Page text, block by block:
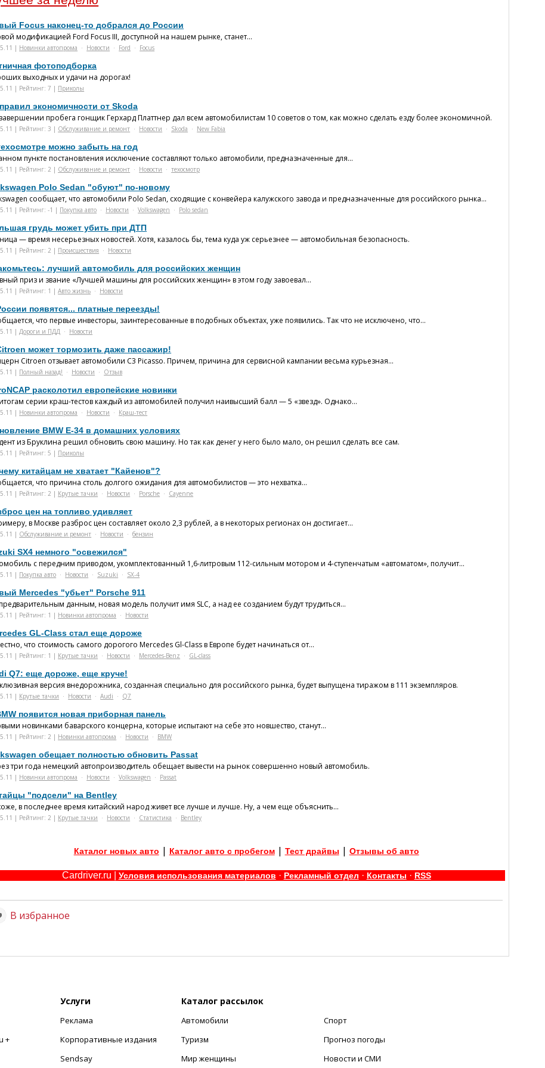
Focus наконец-то добрался до России
модификацией Ford Focus III, доступной на нашем рынке, станет...
| Новинки автопрома · Новости · Ford · Focus
фотоподборка
выходных и удачи на дорогах!
| Рейтинг: 7 | Приколы
экономичности от Skoda
пробега гонщик Герхард Платтнер дал всем автомобилистам 10 советов о том, как можно сделать езду более экономичной.
| Рейтинг: 3 | Обслуживание и ремонт · Новости · Skoda · New Fabia
можно забыть на год
пункте постановления исключение составляют только автомобили, предназначенные для...
| Рейтинг: 2 | Обслуживание и ремонт · Новости ·техосмотр
Polo Sedan "обуют" по-новому
сообщает, что автомобили Polo Sedan, сходящие с конвейера калужского завода и предназначенные для российского рынка...
| Рейтинг: -1 | Покупка авто · Новости ·Volkswagen · Polo sedan
грудь может убить при ДТП
— время несерьезных новостей. Хотя, казалось бы, тема куда уж серьезнее — автомобильная безопасность.
| Рейтинг: 2 | Проиcшествия · Новости
лучший автомобиль для российских женщин
приз и звание «Лучшей машины для российских женщин» в этом году завоевал...
| Рейтинг: 1 |Авто жизнь · Новости
появятся... платные переезды!
что первые инвесторы, заинтересованные в подобных объектах, уже появились. Так что не исключено, что...
|Дороги и ПДД · Новости
может тормозить даже пассажир!
Citroen отзывает автомобили C3 Picasso. Причем, причина для сервисной кампании весьма курьезная...
| Полный назад! · Новости · Отзыв
расколотил европейские новинки
серии краш-тестов каждый из автомобилей получил наивысший балл — 5 «звезд». Однако...
| Новинки автопрома · Новости · Краш-тест
BMW E-34 в домашних условиях
из Бруклина решил обновить свою машину. Но так как денег у него было мало, он решил сделать все сам.
| Рейтинг: 5 | Приколы
китайцам не хватает "Кайенов"?
что причина столь долгого ожидания для автомобилистов — это нехватка...
| Рейтинг: 2 | Крутые тачки · Новости · Porsche · Cayenne
цен на топливо удивляет
в Москве разброс цен составляет около 2,3 рублей, а в некоторых регионах он достигает...
| Обслуживание и ремонт · Новости ·бензин
SX4 немного "освежился"
с передним приводом, укомплектованный 1,6-литровым 112-сильным мотором и 4-ступенчатым «автоматом», получит...
| Покупка авто · Новости · Suzuki · SX-4
Mercedes "убьет" Porsche 911
данным, новая модель получит имя SLC, а над ее созданием будут трудиться...
| Рейтинг: 1 | Новинки автопрома · Новости
GL-Class стал еще дороже
что стоимость самого дорогого Mercedes Gl-Class в Европе будет начинаться от...
| Рейтинг: 1 | Крутые тачки · Новости · Mercedes-Benz · GL-class
Q7: еще дороже, еще круче!
версия внедорожника, созданная специально для российского рынка, будет выпущена тиражом в 111 экземпляров.
| Крутые тачки · Новости ·Audi · Q7
появится новая приборная панель
новинками баварского концерна, которые испытают на себе это новшество, станут...
| Рейтинг: 2 | Новинки автопрома · Новости · BMW
обещает полностью обновить Passat
три года немецкий автопроизводитель обещает вывести на рынок совершенно новый автомобиль.
| Новинки автопрома · Новости ·Volkswagen · Passat
"подсели" на Bentley
в последнее время китайский народ живет все лучше и лучше. Ну, а чем еще объяснить...
| Рейтинг: 2 | Крутые тачки · Новости · Статистика · Bentley
Каталог новых авто | Каталог авто с пробегом| Тест драйвы | Отзывы об авто
Cardriver.ru | Условия использования материалов · Рекламный отдел · Контакты · RSS
В избранное
+
Услуги
Реклама
Корпоративные издания
Sendsay
Каталог рассылок
Автомобили
Туризм
Мир женщины
Спорт
Прогноз погоды
Новости и СМИ